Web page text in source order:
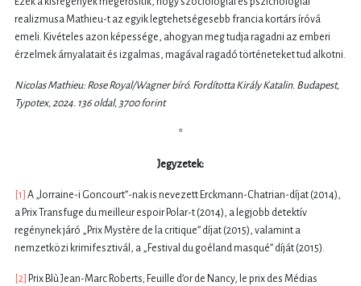
realizmusa Mathieu-t az egyik legtehetségesebb francia kortárs íróvá
emeli. Kivételes azon képessége, ahogyan meg tudja ragadni az emberi
érzelmek árnyalatait és izgalmas, magával ragadó történeteket tud alkotni.
Nicolas Mathieu: Rose Royal/Wagner bíró. Fordította Király Katalin. Budapest,
Typotex, 2024. 136 oldal, 3700 forint
*
Jegyzetek:
[1] A „lorraine-i Goncourt”-nak is nevezett Erckmann-Chatrian-díjat (2014),
a Prix Transfuge du meilleur espoir Polar-t (2014), a legjobb detektív
regénynek járó „Prix Mystère de la critique” díjat (2015), valamint a
nemzetközi krimifesztivál, a „Festival du goéland masqué” díját (2015).
[2] Prix Blù Jean-Marc Roberts; Feuille d’or de Nancy, le prix des Médias